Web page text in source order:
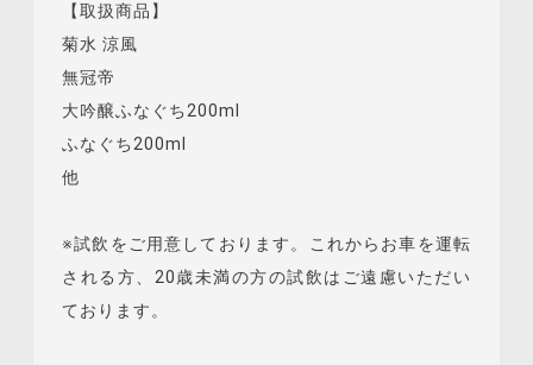
【取扱商品】
菊水 涼風
無冠帝
大吟醸ふなぐち200ml
ふなぐち200ml
他
※試飲をご用意しております。これからお車を運転
される方、20歳未満の方の試飲はご遠慮いただい
ております。